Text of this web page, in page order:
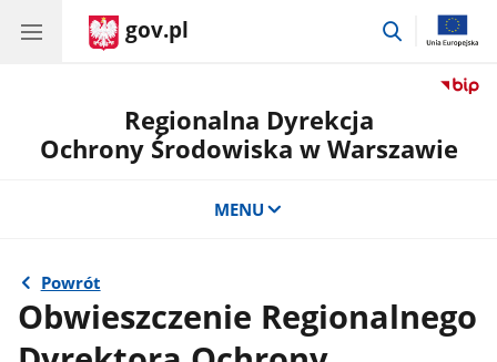
gov.pl
przejdź
Regionalna Dyrekcja
Ochrony Środowiska w Warszawie
MENU
Powrót
Obwieszczenie Regionalnego